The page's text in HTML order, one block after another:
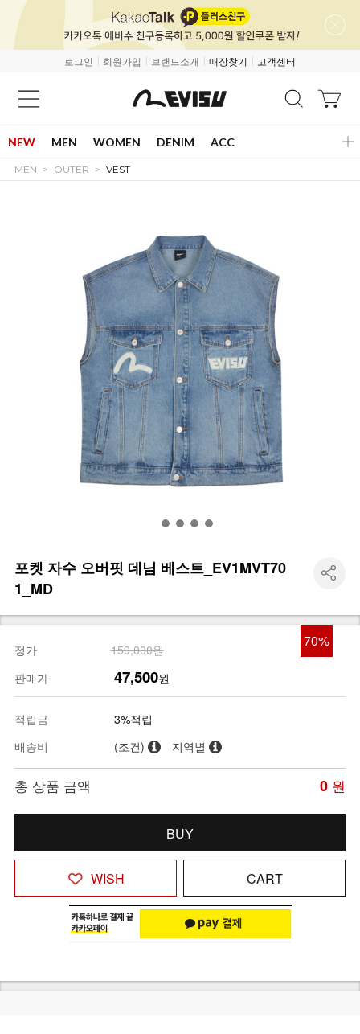
로그인 회원가입 브랜드소개 매장찾기 고객센터
NEW MEN WOMEN DENIM ACC
MEN OUTER VEST
포켓 자수 오버핏 데님 베스트_EV1MVT70
1_MD
70%
정가
159,000원
판매가
47,500원
적립금
3%적립
배송비
(조건) 지역별
총 상품 금액 0 원
BUY
WISH CART